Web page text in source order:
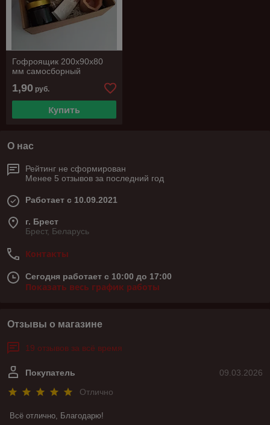
Гофроящик 200х90х80
мм самосборный
1,90 руб.
Купить
О нас
Рейтинг не сформирован
Менее 5 отзывов за последний год
Работает с 10.09.2021
г. Брест
Брест, Беларусь
Контакты
Сегодня работает с 10:00 до 17:00
Показать весь график работы
Отзывы о магазине
19 отзывов за всё время
09.03.2026
Покупатель
Отлично
Всё отлично, Благодарю!